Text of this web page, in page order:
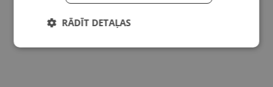
RĀDĪT DETAĻAS